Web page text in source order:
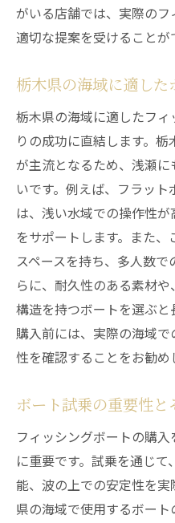
自然を楽しむた
家族で楽しむた
要性
ボートメンテナ
長く使うための
船体のクリーニ
安全装備の定期
メンテナンスに
プロに任せるべ
理想のフィッシング
極意
理想の釣り体験
成功するフィッ
仲間や家族との
環境に配慮した
フィッシングボ
栃木の自然を満
がいる店舗では、実際の
適切な提案を受けることが
栃木県の海域に適した
栃木県の海域に適したフ
りの成功に直結します。
が主流となるため、浅瀬
いです。例えば、フラッ
は、浅い水域での操作性
をサポートします。また
スペースを持ち、多人数
らに、耐久性のある素材
構造を持つボートを選ぶと
購入前には、実際の海域
性を確認することをお勧め
ボート試乗の重要性と
フィッシングボートの購
に重要です。試乗を通じ
能、波の上での安定性を
県の海域で使用するボー